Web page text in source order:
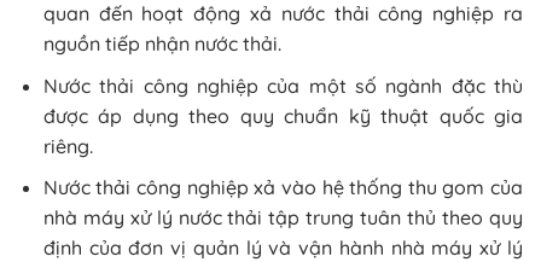
quan đến hoạt động xả nước thải công nghiệp ra
nguồn tiếp nhận nước thải.
Nước thải công nghiệp của một số ngành đặc thù
được áp dụng theo quy chuẩn kỹ thuật quốc gia
riêng.
Nước thải công nghiệp xả vào hệ thống thu gom của
nhà máy xử lý nước thải tập trung tuân thủ theo quy
định của đơn vị quản lý và vận hành nhà máy xử lý